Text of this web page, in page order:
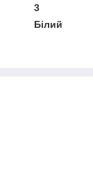
3
Білий